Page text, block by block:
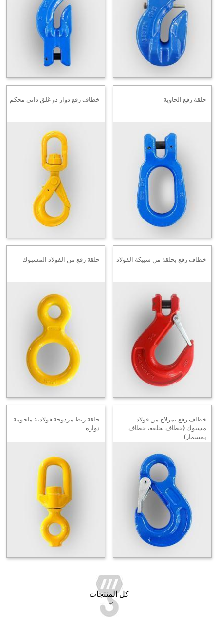
حلقة رفع الحاوية خطاف رفع دوار ذو غلق ذاتي محكم
خطاف رفع بحلقة من سبيكة الفولاذ حلقة رفع من الفولاذ المسبوك
خطاف رفع بمزلاج من فولاذ
مسبوك (خطاف بحلقة، خطاف
بمسمار)
حلقة ربط مزدوجة فولاذية ملحومة
دوارة
كل المنتجات